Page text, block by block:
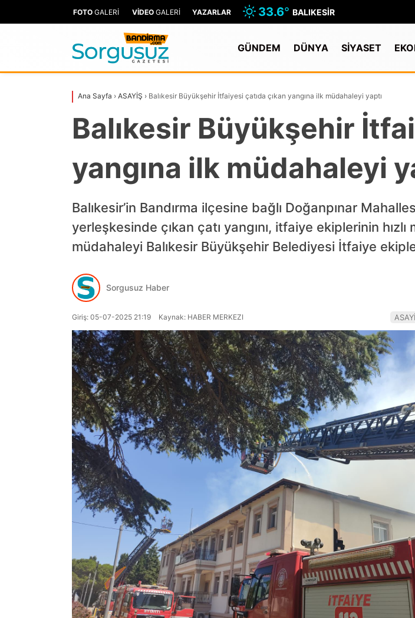
FOTO GALERİ VİDEO GALERİ YAZARLAR 33.6° BALIKESIR
GÜNDEM DÜNYA SİYASET
Ana Sayfa › ASAYİŞ › Balıkesir Büyükşehir İtfaiyesi çatıda çıkan yangına ilk müdahaleyi yaptı
Balıkesir Büyükşehir
yangına ilk müdahaleyi
Balıkesir’in Bandırma ilçesine bağlı Doğanpınar
yerleşkesinde çıkan çatı yangını, itfaiye ekiplerinin
müdahaleyi Balıkesir Büyükşehir Belediyesi İtfaiye
Sorgusuz Haber
Giriş: 05-07-2025 21:19 Kaynak: HABER MERKEZI